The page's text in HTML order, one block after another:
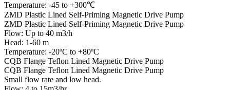
Temperature: -45 to +300℃
ZMD Plastic Lined Self-Priming Magnetic Drive Pump
ZMD Plastic Lined Self-Priming Magnetic Drive Pump
Flow: Up to 40 m3/h
Head: 1-60 m
Temperature: -20ºC to +80ºC
CQB Flange Teflon Lined Magnetic Drive Pump
CQB Flange Teflon Lined Magnetic Drive Pump
Small flow rate and low head.